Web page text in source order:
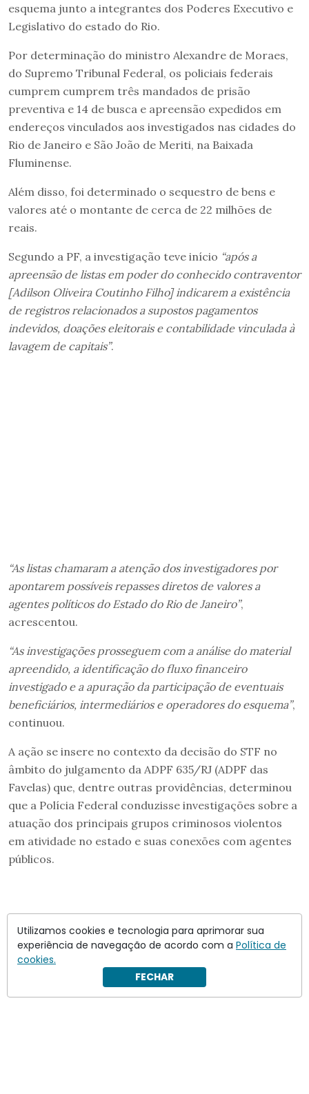
esquema junto a integrantes dos Poderes Executivo e
Legislativo do estado do Rio.
Por determinação do ministro Alexandre de Moraes,
do Supremo Tribunal Federal, os policiais federais
cumprem cumprem três mandados de prisão
preventiva e 14 de busca e apreensão expedidos em
endereços vinculados aos investigados nas cidades do
Rio de Janeiro e São João de Meriti, na Baixada
Fluminense.
Além disso, foi determinado o sequestro de bens e
valores até o montante de cerca de 22 milhões de
reais.
Segundo a PF, a investigação teve início “após a
apreensão de listas em poder do conhecido contraventor
[Adilson Oliveira Coutinho Filho] indicarem a existência
de registros relacionados a supostos pagamentos
indevidos, doações eleitorais e contabilidade vinculada à
lavagem de capitais”.
“As listas chamaram a atenção dos investigadores por
apontarem possíveis repasses diretos de valores a
agentes políticos do Estado do Rio de Janeiro”,
acrescentou.
“As investigações prosseguem com a análise do material
apreendido, a identificação do fluxo financeiro
investigado e a apuração da participação de eventuais
beneficiários, intermediários e operadores do esquema”,
continuou.
A ação se insere no contexto da decisão do STF no
âmbito do julgamento da ADPF 635/RJ (ADPF das
Favelas) que, dentre outras providências, determinou
que a Polícia Federal conduzisse investigações sobre a
atuação dos principais grupos criminosos violentos
em atividade no estado e suas conexões com agentes
públicos.
Utilizamos cookies e tecnologia para aprimorar sua
experiência de navegação de acordo com a Política de
cookies.
FECHAR